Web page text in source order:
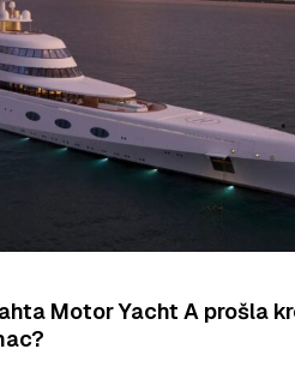
Motor Yacht A prošla